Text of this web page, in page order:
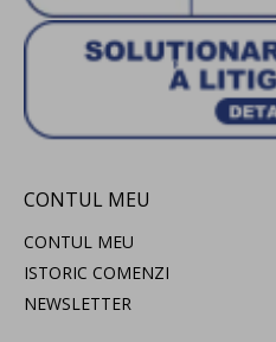
CONTUL MEU
CONTUL MEU
ISTORIC COMENZI
NEWSLETTER